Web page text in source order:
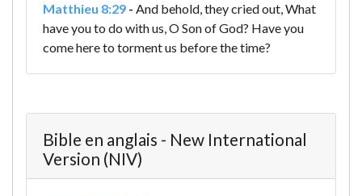
Matthieu 8:29 - And behold, they cried out, What
have you to do with us, O Son of God? Have you
come here to torment us before the time?
Bible en anglais - New International
Version (NIV)